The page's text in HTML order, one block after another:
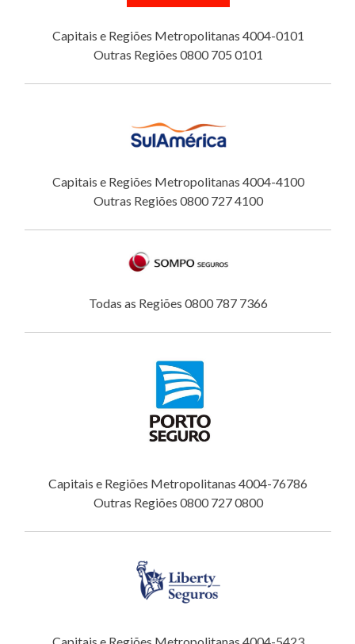
Capitais e Regiões Metropolitanas 4004-0101
Outras Regiões 0800 705 0101
Capitais e Regiões Metropolitanas 4004-4100
Outras Regiões 0800 727 4100
Todas as Regiões 0800 787 7366
Capitais e Regiões Metropolitanas 4004-76786
Outras Regiões 0800 727 0800